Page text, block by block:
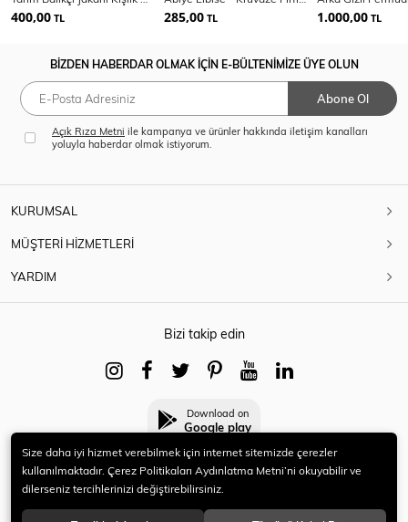
400,00 TL 285,00 TL 1.000,00 TL
BİZDEN HABERDAR OLMAK İÇİN E-BÜLTENİMİZE ÜYE OLUN
Abone Ol
Açık Rıza Metni ile kampanya ve ürünler hakkında iletişim kanalları
yoluyla haberdar olmak istiyorum.
KURUMSAL
MÜŞTERİ HİZMETLERİ
YARDIM
Bizi takip edin
Download on
Google play
© 2021 HERYENİ. Tüm hakları saklıdır.
Size daha iyi hizmet verebilmek için internet sitemizde çerezler
kullanılmaktadır. Çerez Politikaları Aydınlatma Metni’ni okuyabilir ve
dilerseniz tercihlerinizi değiştirebilirsiniz.